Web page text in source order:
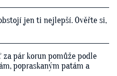
jen ti nejlepší. Ověřte si,
pár korun pomůže podle
popraskaným patám a